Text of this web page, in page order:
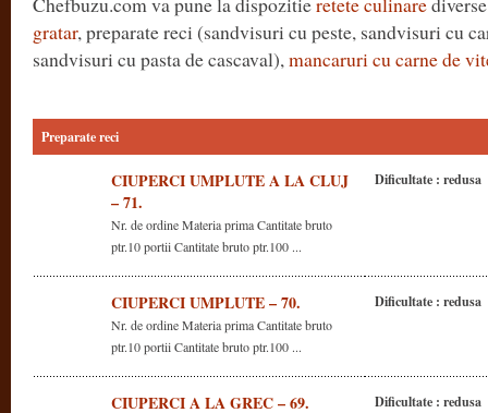
gratar, preparate reci (sandvisuri cu peste, sandvisuri cu
sandvisuri cu pasta de cascaval),mancaruri cu carne de
Preparate reci
CIUPERCI UMPLUTE A LA CLUJ
– 71.
Nr. de ordine Materia prima Cantitate bruto
ptr.10 portii Cantitate bruto ptr.100 ...
Dificultate : redusa
CIUPERCI UMPLUTE – 70.
Nr. de ordine Materia prima Cantitate bruto
ptr.10 portii Cantitate bruto ptr.100 ...
Dificultate : redusa
CIUPERCI A LA GREC – 69. Dificultate : redusa